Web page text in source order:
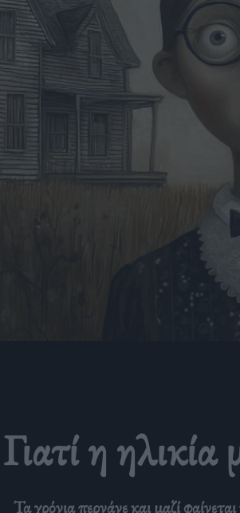
Γιατί η
Τα χρόνια περνάνε και μαζί